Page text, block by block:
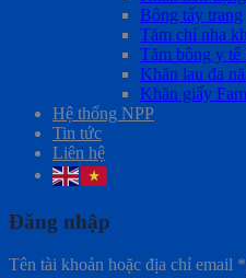
Bông tẩy trang
Tăm chỉ nha
Tăm bông y tế
Khăn lau đa
Khăn giấy
Hệ thống NPP
Tin tức
Liên hệ
Đăng nhập
Tên tài khoản hoặc địa chỉ email *